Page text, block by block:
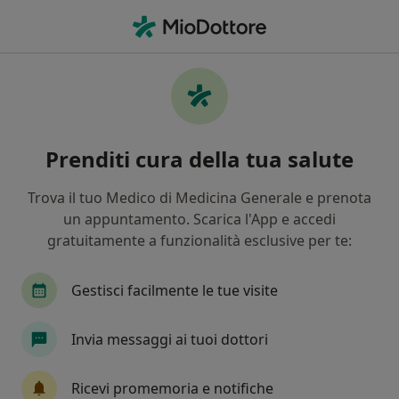
Prenditi cura della tua salute
Trova il tuo Medico di Medicina Generale e prenota
un appuntamento. Scarica l'App e accedi
gratuitamente a funzionalità esclusive per te:
Gestisci facilmente le tue visite
Invia messaggi ai tuoi dottori
Ricevi promemoria e notifiche
Malattia Parodontale • Mestre, VE
Assicurazione
parodontale a Mestre
In che modo ordiniamo i risultati
Che specializzazione stai cercando?
Dentista Ortodontista Medico estetico